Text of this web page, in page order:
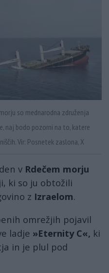
so mednarodna združenja
naj bodo pozorni na to, katere
Vir: Posnetek zaslona, X
v Rdečem morju
ki so ju obtožili
z Izraelom.
omrežjih pojavil
ladje »Eternity C«, ki
in je plul pod